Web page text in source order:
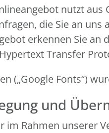
nutzt
die Sie an uns
erkennen Sie an
Transfer
(„Google Fonts“)
und
im Rahmen unserer